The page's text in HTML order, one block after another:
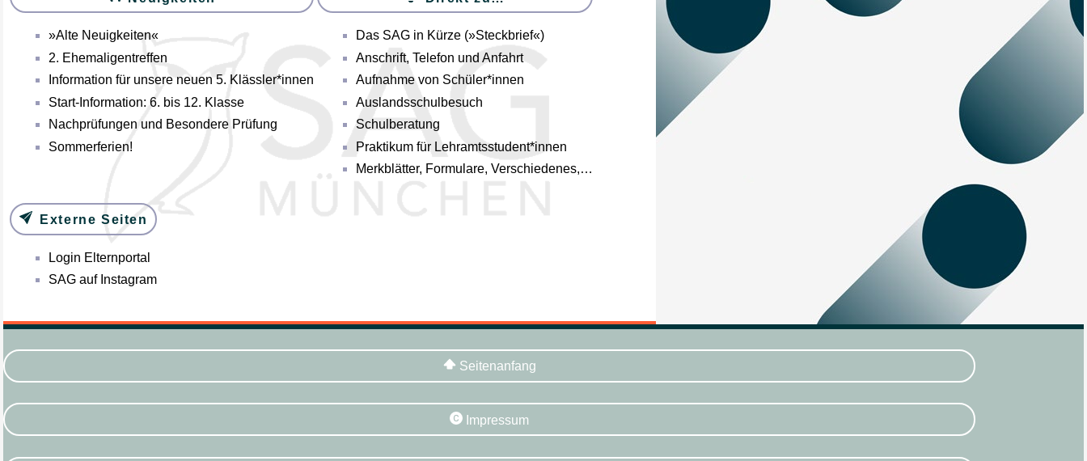
»Alte Neuigkeiten«
2. Ehemaligentreffen
Information für unsere neuen 5. Klässler*innen
Start-Information: 6. bis 12. Klasse
Nachprüfungen und Besondere Prüfung
Sommerferien!
Das SAG in Kürze (»Steckbrief«)
Anschrift, Telefon und Anfahrt
Aufnahme von Schüler*innen
Auslandsschulbesuch
Schulberatung
Praktikum für Lehramtsstudent*innen
Merkblätter, Formulare, Verschiedenes,…
Externe Seiten
Login Elternportal
SAG auf Instagram
Seitenanfang
Impressum